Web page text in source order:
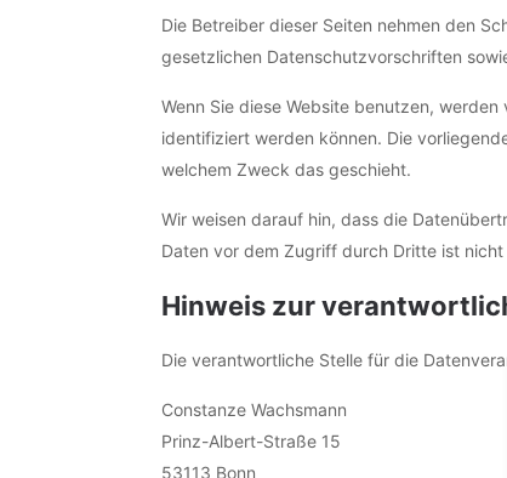
Die Betreiber dieser Seiten nehmen den
gesetzlichen Datenschutzvorschriften
Wenn Sie diese Website benutzen,
identifiziert werden können. Die
welchem Zweck das geschieht.
Wir weisen darauf hin, dass die
Daten vor dem Zugriff durch Dritte ist nicht
Hinweis zur
Die verantwortliche Stelle für die
Constanze Wachsmann
Prinz-Albert-Straße 15
53113 Bonn